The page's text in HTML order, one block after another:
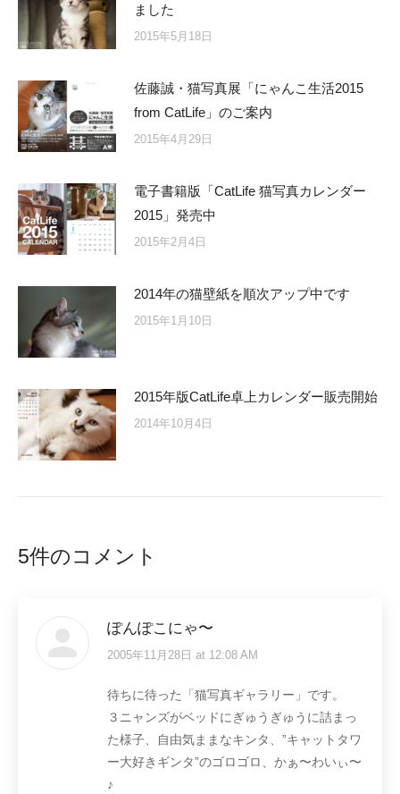
ました
2015年5月18日
佐藤誠・猫写真展「にゃんこ生活2015
from CatLife」のご案内
2015年4月29日
電子書籍版「CatLife 猫写真カレンダー
2015」発売中
2015年2月4日
2014年の猫壁紙を順次アップ中です
2015年1月10日
2015年版CatLife卓上カレンダー販売開始
2014年10月4日
5件のコメント
ぽんぽこにゃ〜
says:
2005年11月28日 at 12:08 AM
待ちに待った「猫写真ギャラリー」です。
３ニャンズがベッドにぎゅうぎゅうに詰まっ
た様子、自由気ままなキンタ、”キャットタワ
ー大好きギンタ”のゴロゴロ、かぁ〜わいぃ〜
♪